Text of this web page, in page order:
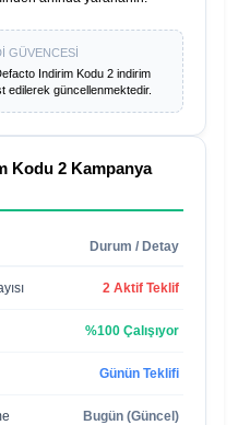
GÜVENCESİ
Indirim Kodu 2 indirim
edilerek güncellenmektedir.
Kodu 2 Kampanya
Durum / Detay
2 Aktif Teklif
%100 Çalışıyor
Günün Teklifi
Bugün (Güncel)